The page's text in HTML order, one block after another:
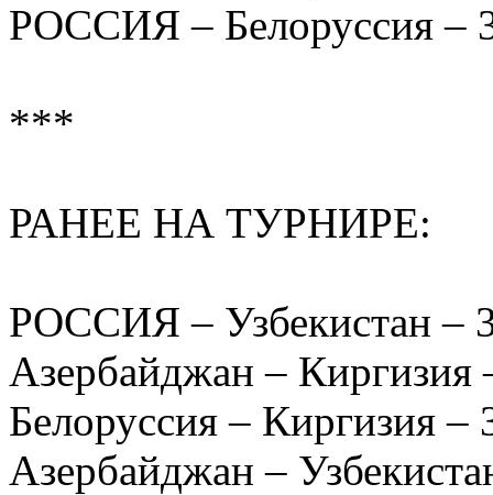
РОССИЯ – Белоруссия –
***
РАНЕЕ НА ТУРНИРЕ:
РОССИЯ – Узбекистан –
Азербайджан –
Белоруссия – Киргизия
Азербайджан –